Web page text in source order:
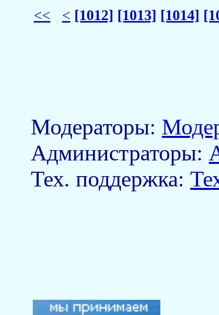
<< < [1012] [1013] [1014]
Модераторы:
Aдминистраторы:
Тех. поддержка: